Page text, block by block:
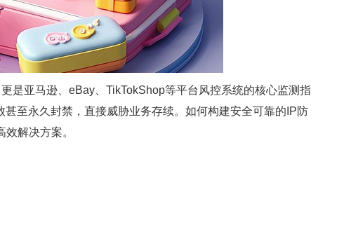
亚马逊、eBay、TikTokShop等平台风控系统的核心监测指
至永久封禁，直接威胁业务存续。如何构建安全可靠的IP防
解决方案。